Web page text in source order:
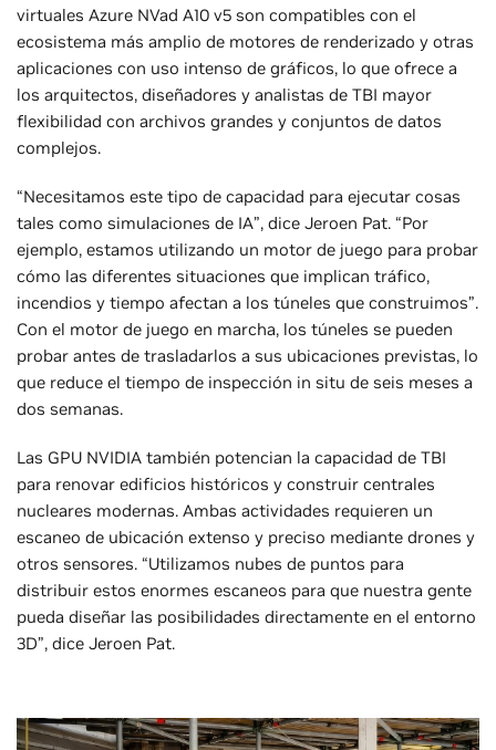
virtuales Azure NVad A10 v5 son compatibles con el
ecosistema más amplio de motores de renderizado y otras
aplicaciones con uso intenso de gráficos, lo que ofrece a
los arquitectos, diseñadores y analistas de TBI mayor
flexibilidad con archivos grandes y conjuntos de datos
complejos.
“Necesitamos este tipo de capacidad para ejecutar cosas
tales como simulaciones de IA”, dice Jeroen Pat. “Por
ejemplo, estamos utilizando un motor de juego para probar
cómo las diferentes situaciones que implican tráfico,
incendios y tiempo afectan a los túneles que construimos”.
Con el motor de juego en marcha, los túneles se pueden
probar antes de trasladarlos a sus ubicaciones previstas, lo
que reduce el tiempo de inspección in situ de seis meses a
dos semanas.
Las GPU NVIDIA también potencian la capacidad de TBI
para renovar edificios históricos y construir centrales
nucleares modernas. Ambas actividades requieren un
escaneo de ubicación extenso y preciso mediante drones y
otros sensores. “Utilizamos nubes de puntos para
distribuir estos enormes escaneos para que nuestra gente
pueda diseñar las posibilidades directamente en el entorno
3D”, dice Jeroen Pat.